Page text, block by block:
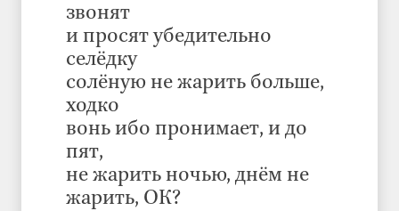
звонят
и просят убедительно
селёдку
солёную не жарить больше,
ходко
вонь ибо пронимает, и до
пят,
не жарить ночью, днём не
жарить, ОК?